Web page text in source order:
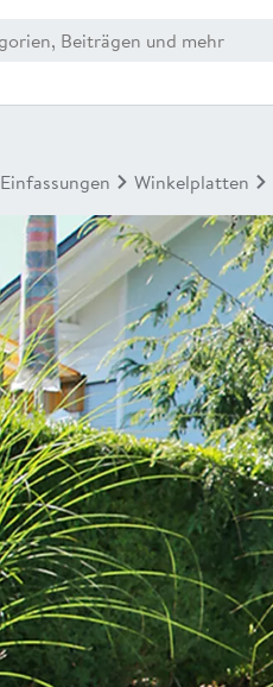
Einfassungen Winkelplatten